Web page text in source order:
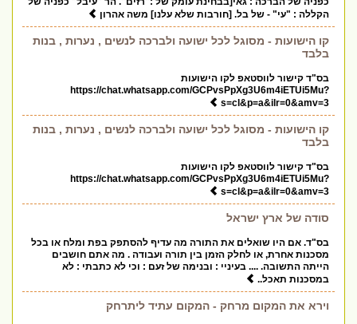
הקללה : "עי" - של בל. [חורבות שלא עלנו] משה אהרון
קו הישועות - מסוגל לכל ישועה ולברכה לנשים , נערות , בנות
בלבד
בס"ד קישור לווסטאפ לקו הישועות
https://chat.whatsapp.com/GCPvsPpXg3U6m4iETUi5Mu?
s=cl&p=a&ilr=0&amv=3
קו הישועות - מסוגל לכל ישועה ולברכה לנשים , נערות , בנות
בלבד
בס"ד קישור לווסטאפ לקו הישועות
https://chat.whatsapp.com/GCPvsPpXg3U6m4iETUi5Mu?
s=cl&p=a&ilr=0&amv=3
סודה של ארץ ישראל
בס"ד. אם היו שואלים את התורה מה עדיף להסתפק בפת ומלח או בכל
מסכנות אחרת, או לחלק הזמן בין תורה ועבודה . מה אתם חושבים
הייתה התשובה. .... בעיניי : ובנימה של זעם : וכי לא כתבתי : לא
במסכנות תאכל..
וירא את המקום מרחק - המקום עתיד ליתרחק